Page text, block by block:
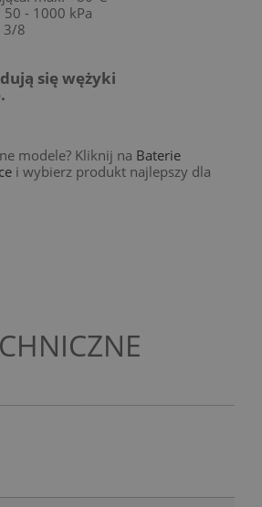
- 1000 kPa
3/8
się wężyki
modele? Kliknij na Baterie
i wybierz produkt najlepszy dla